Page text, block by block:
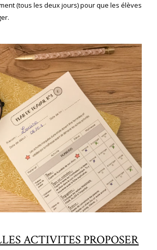
(tous les deux jours) pour que les élèves
ACTIVITES PROPOSER